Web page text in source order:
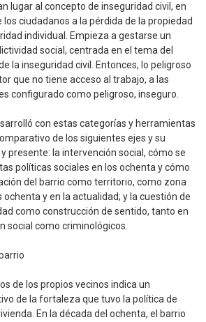
lugar al concepto de inseguridad civil, en
ciudadanos a la pérdida de la propiedad
individual. Empieza a gestarse un
social, centrada en el tema del
la inseguridad civil. Entonces, lo peligroso
que no tiene acceso al trabajo, a las
configurado como peligroso, inseguro.
con estas categorías y herramientas
de los siguientes ejes y su
presente: la intervención social, cómo se
políticas sociales en los ochenta y cómo
del barrio como territorio, como zona
ochenta y en la actualidad; y la cuestión de
como construcción de sentido, tanto en
social como criminológicos.
de los propios vecinos indica un
de la fortaleza que tuvo la política de
En la década del ochenta, el barrio